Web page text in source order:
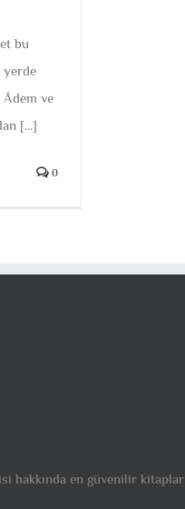
bu
yerde
ve
[...]
0
hakkında en güvenilir kitaplar